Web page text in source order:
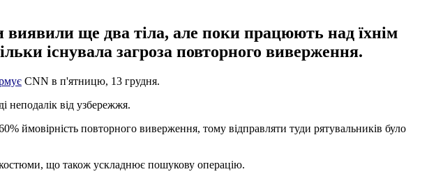
ще два тіла, але поки працюють над їхнім
існувала загроза повторного виверження.
CNN в п'ятницю, 13 грудня.
неподалік від узбережжя.
ймовірність повторного виверження, тому відправляти туди рятувальників було
костюми, що також ускладнює пошукову операцію.